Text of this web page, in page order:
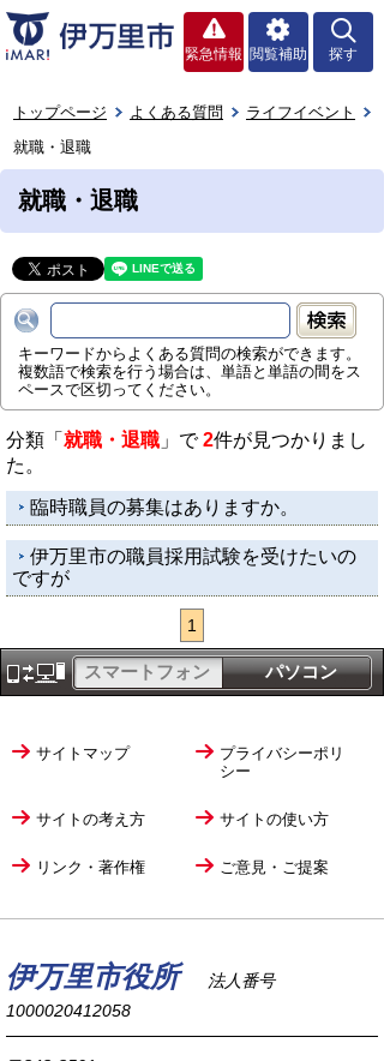
緊急情報 閲覧補助 探す
トップページ よくある質問
ライフイベント
就職・退職
就職・退職
キーワードからよくある質問の検索ができます。
複数語で検索を行う場合は、単語と単語の間をス
ペースで区切ってください。
分類「 就職・退職 」で2件が見つかりまし
た。
臨時職員の募集はありますか。
伊万里市の職員採用試験を受けたいの
ですが
1
パソコン
スマートフォン
サイトマップ
プライバシーポリ
シー
サイトの考え方 サイトの使い方
リンク・著作権 ご意見・ご提案
伊万里市役所
法人番号
1000020412058